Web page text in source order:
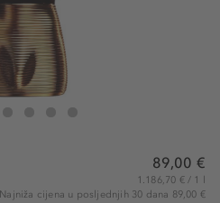
Gaultier Le Male Elixir Parfum
89,00 €
1.186,70 € / 1 l
Najniža cijena u posljednjih 30 dana 89,00 €